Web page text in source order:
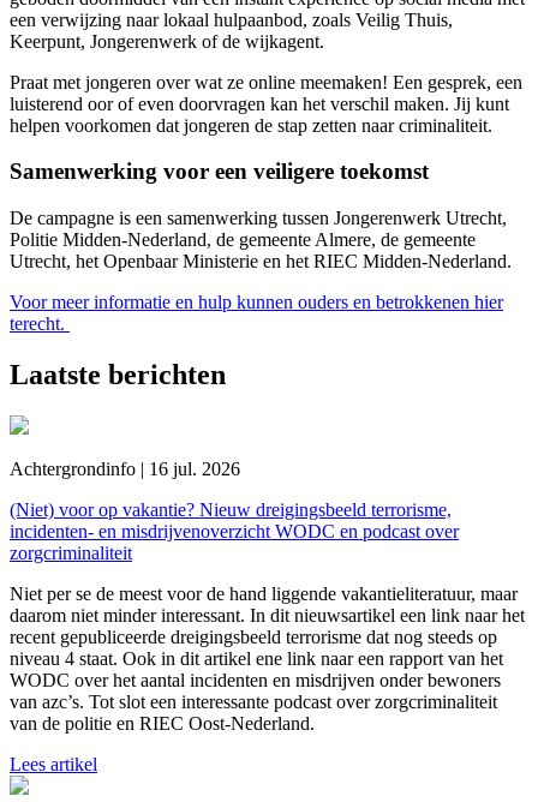
een verwijzing naar lokaal hulpaanbod, zoals Veilig Thuis,
Keerpunt, Jongerenwerk of de wijkagent.
Praat met jongeren over wat ze online meemaken! Een gesprek, een
luisterend oor of even doorvragen kan het verschil maken. Jij kunt
helpen voorkomen dat jongeren de stap zetten naar criminaliteit.
Samenwerking voor een veiligere toekomst
De campagne is een samenwerking tussen Jongerenwerk Utrecht,
Politie Midden-Nederland, de gemeente Almere, de gemeente
Utrecht, het Openbaar Ministerie en het RIEC Midden-Nederland.
Voor meer informatie en hulp kunnen ouders en betrokkenen hier
terecht.
Laatste berichten
Achtergrondinfo | 16 jul. 2026
(Niet) voor op vakantie? Nieuw dreigingsbeeld terrorisme,
incidenten- en misdrijvenoverzicht WODC en podcast over
zorgcriminaliteit
Niet per se de meest voor de hand liggende vakantieliteratuur, maar
daarom niet minder interessant. In dit nieuwsartikel een link naar het
recent gepubliceerde dreigingsbeeld terrorisme dat nog steeds op
niveau 4 staat. Ook in dit artikel ene link naar een rapport van het
WODC over het aantal incidenten en misdrijven onder bewoners
van azc’s. Tot slot een interessante podcast over zorgcriminaliteit
van de politie en RIEC Oost-Nederland.
Lees artikel